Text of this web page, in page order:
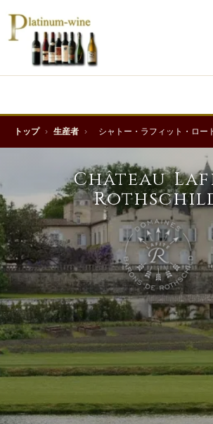
トップ › 生産者 › シャトー・ラフィット・ロー
Château